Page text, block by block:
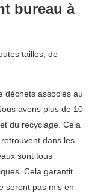
bureau à
tailles, de
déchets associés au
avons plus de 10
du recyclage. Cela
dans les
sont tous
Cela garantit
seront pas mis en